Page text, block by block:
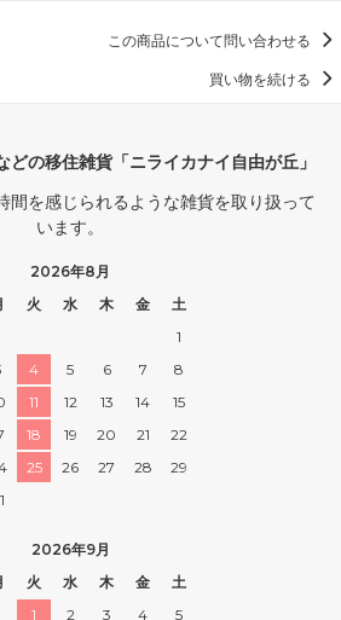
この商品について問い合わせる
買い物を続ける
どの移住雑貨「ニライカナイ自由が丘」
間を感じられるような雑貨を取り扱って
います。
2026年8月
火 水 木 金
土
1
4 5 6 7
8
11 12 13 14
15
18 19 20 21
22
25 26 27 28
29
2026年9月
火 水 木 金
土
1
2 3 4
5